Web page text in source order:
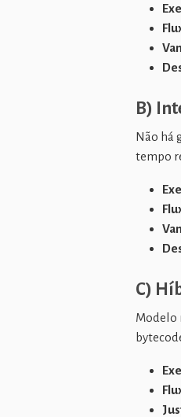
B)
Não há
tempo
C)
Modelo